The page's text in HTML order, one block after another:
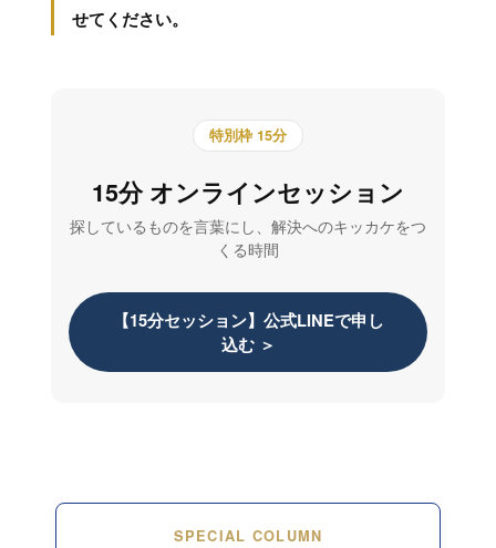
せてください。
特別枠 15分
15分 オンラインセッション
探しているものを言葉にし、解決へのキッカケをつ
くる時間
【15分セッション】公式LINEで申し
込む ＞
SPECIAL COLUMN